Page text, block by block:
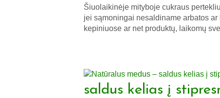
Šiuolaikinėje mityboje cukraus
jei sąmoningai nesaldiname arbatos
kepiniuose ar net produktų, laikomų
saldus kelias į